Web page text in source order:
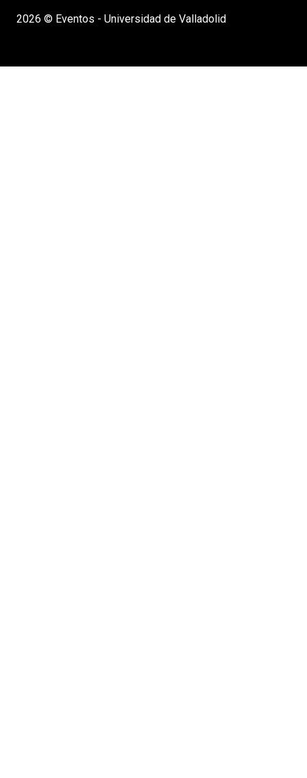
2026 © Eventos - Universidad de Valladolid